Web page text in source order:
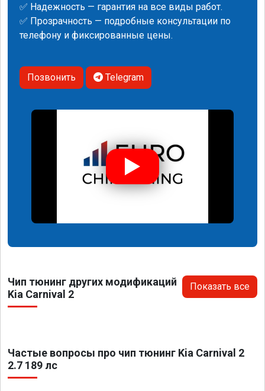
✅ Надежность — гарантия на все виды работ.
✅ Прозрачность — подробные консультации по
телефону и фиксированные цены.
Позвонить Telegram
Чип тюнинг других модификаций
Kia Carnival 2
Показать все
Частые вопросы про чип тюнинг Kia Carnival 2
2.7 189 лс